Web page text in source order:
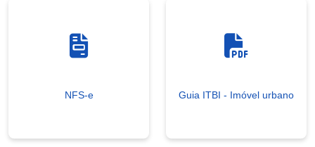
NFS-e Guia ITBI - Imóvel urbano